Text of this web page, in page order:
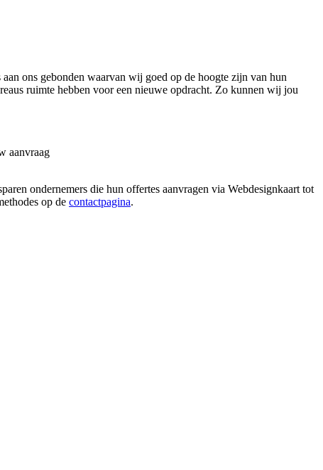
aan ons gebonden waarvan wij goed op de hoogte zijn van hun
ruimte hebben voor een nieuwe opdracht. Zo kunnen wij jou
aanvraag
ondernemers die hun offertes aanvragen via Webdesignkaart tot
op de contactpagina.